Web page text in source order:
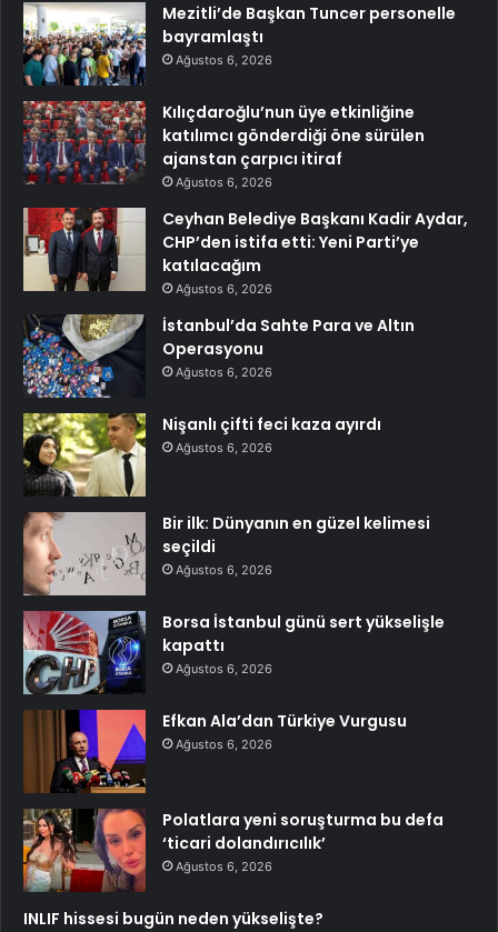
Mezitli’de Başkan Tuncer personelle
bayramlaştı
Ağustos 6, 2026
Kılıçdaroğlu’nun üye etkinliğine
katılımcı gönderdiği öne sürülen
ajanstan çarpıcı itiraf
Ağustos 6, 2026
Ceyhan Belediye Başkanı Kadir Aydar,
CHP’den istifa etti: Yeni Parti’ye
katılacağım
Ağustos 6, 2026
İstanbul’da Sahte Para ve Altın
Operasyonu
Ağustos 6, 2026
Nişanlı çifti feci kaza ayırdı
Ağustos 6, 2026
Bir ilk: Dünyanın en güzel kelimesi
seçildi
Ağustos 6, 2026
Borsa İstanbul günü sert yükselişle
kapattı
Ağustos 6, 2026
Efkan Ala’dan Türkiye Vurgusu
Ağustos 6, 2026
Polatlara yeni soruşturma bu defa
‘ticari dolandırıcılık’
Ağustos 6, 2026
INLIF hissesi bugün neden yükselişte?